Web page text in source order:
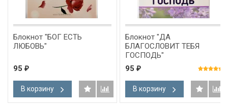
Блокнот "БОГ ЕСТЬ
ЛЮБОВЬ"
95 ₽
В корзину
Блокнот "ДА
БЛАГОСЛОВИТ ТЕБЯ
ГОСПОДЬ"
95 ₽
В корзину